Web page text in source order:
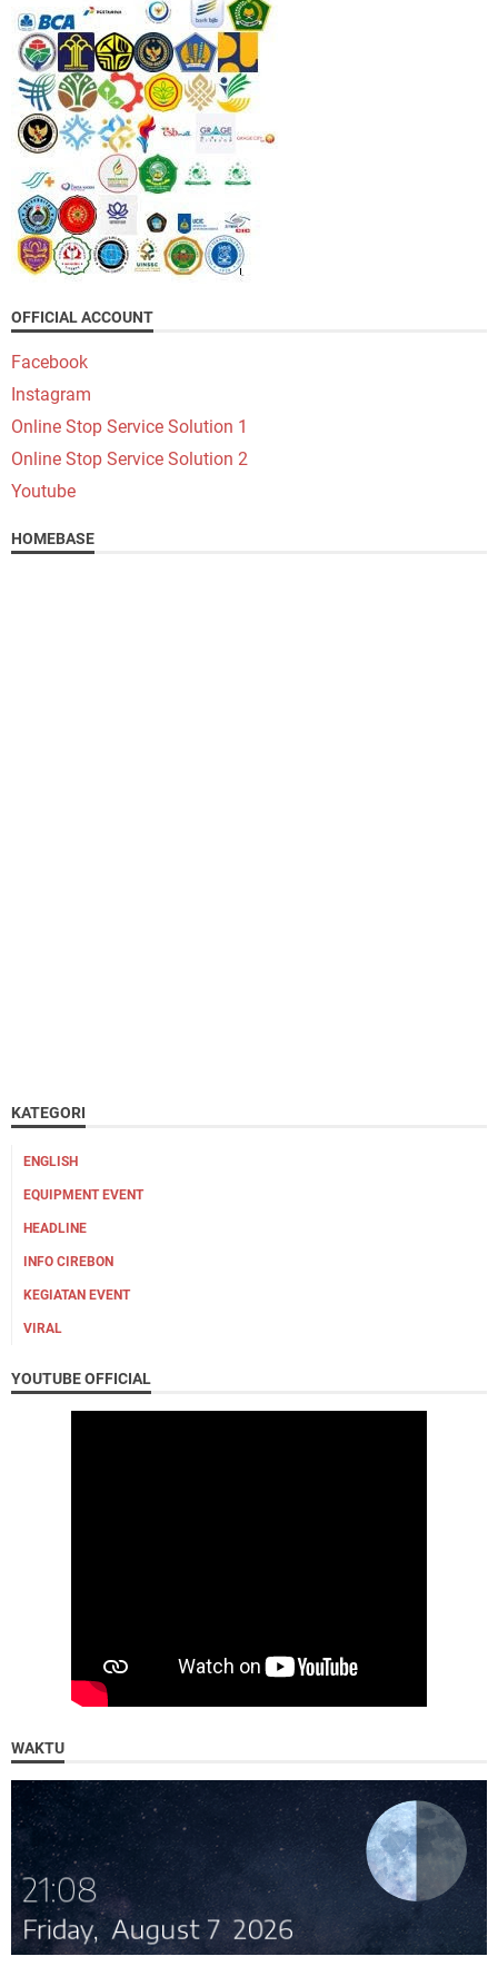
OFFICIAL ACCOUNT
Facebook
Instagram
Online Stop Service Solution 1
Online Stop Service Solution 2
Youtube
HOMEBASE
KATEGORI
ENGLISH
EQUIPMENT EVENT
HEADLINE
INFO CIREBON
KEGIATAN EVENT
VIRAL
YOUTUBE OFFICIAL
WAKTU